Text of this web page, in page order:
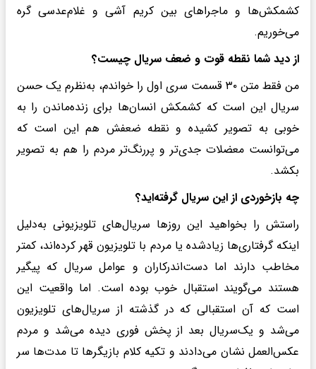
کشمکش‌ها و ماجراهای بین کریم آشی و غلام‌عدسی گره
می‌خوریم.
از دید شما نقطه قوت و ضعف سریال چیست؟
من فقط متن ۳۰ قسمت سری اول را خواندم، به‌نظرم یک حسن
سریال این است که کشمکش انسان‌ها برای زنده‌ماندن را به
خوبی به تصویر کشیده و نقطه ضعفش هم این است که
می‌توانست معضلات جدی‌تر و پررنگ‌تر مردم را هم به تصویر
بکشد.
چه بازخوردی از این سریال گرفته‌اید؟
راستش را بخواهید این روزها سریال‌های تلویزیونی به‌دلیل
اینکه گرفتاری‌ها زیادشده یا مردم با تلویزیون قهر کرده‌اند، کمتر
مخاطب دارند اما دست‌اندرکاران و عوامل سریال که پیگیر
هستند می‌گویند استقبال خوب بوده است. اما واقعیت این
است که آن استقبالی که در گذشته از سریال‌های تلویزیون
می‌شد و یک‌سریال بعد از پخش فوری دیده می‌شد و مردم
عکس‌العمل نشان می‌دادند و تکیه‌ کلام بازیگرها تا مدت‌ها سر